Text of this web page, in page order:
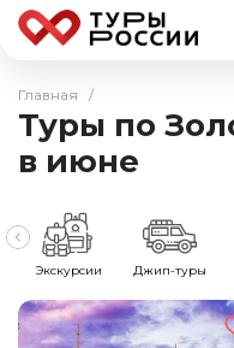
Главная /
Туры по
в июне
Экскурсии Джип-туры